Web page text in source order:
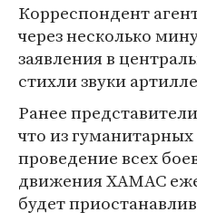
Корреспондент
через несколько
заявления в
стихли звуки
Ранее
что из
проведение всех
движения ХАМАС
будет